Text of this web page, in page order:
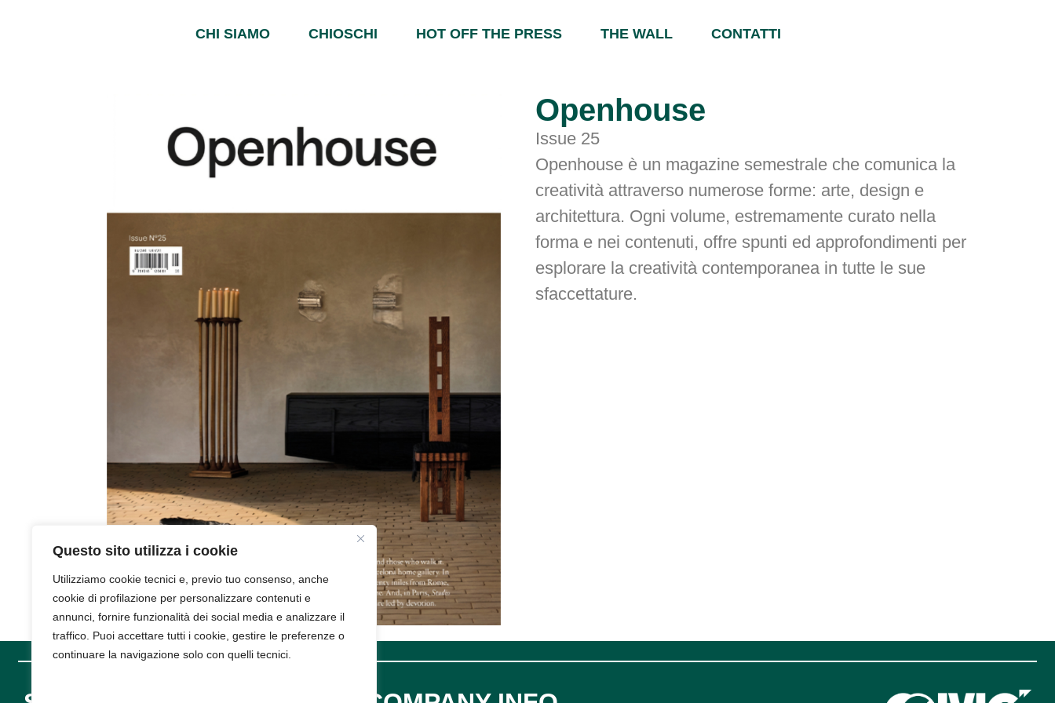
Questo sito utilizza i cookie
Utilizziamo cookie tecnici e, previo tuo consenso, anche
cookie di profilazione per personalizzare contenuti e
annunci, fornire funzionalità dei social media e analizzare il
traffico. Puoi accettare tutti i cookie, gestire le preferenze o
continuare la navigazione solo con quelli tecnici.
CHI SIAMO CHIOSCHI HOT OFF THE PRESS THE WALL CONTATTI
Openhouse
Issue 25
Openhouse è un magazine semestrale che comunica la
creatività attraverso numerose forme: arte, design e
architettura. Ogni volume, estremamente curato nella
forma e nei contenuti, offre spunti ed approfondimenti per
esplorare la creatività contemporanea in tutte le sue
sfaccettature.